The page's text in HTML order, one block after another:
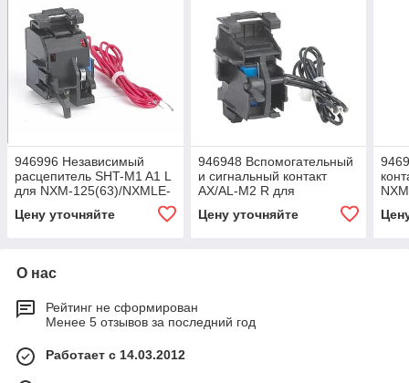
946996 Независимый
расцепитель SHT-M1 A1 L
для NXM-125(63)/NXMLE-
125 AC230V (левый) (R)4
Цену уточняйте
946948 Вспомогательный
и сигнальный контакт
AX/AL-M2 R для
(правый) (R)4
Цену уточняйте
О нас
Рейтинг не сформирован
Менее 5 отзывов за последний год
Работает с 14.03.2012